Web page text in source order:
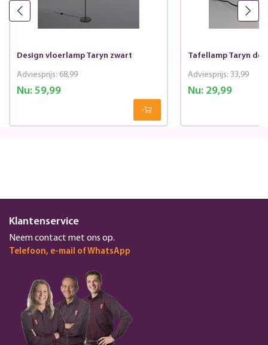
Design vloerlamp Taryn zwart
Nu:59,99
Adviesprijs: 68,99
Tafellamp Taryn
Nu:29,99
Adviesprijs: 33,99
Klantenservice
Neem contact met ons op.
Telefoon, e-mail of WhatsApp